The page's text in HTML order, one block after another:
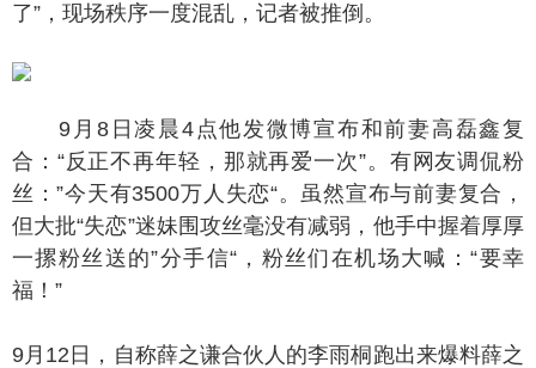
了”，现场秩序一度混乱，记者被推倒。
9月8日凌晨4点他发微博宣布和前妻高磊鑫复
合：“反正不再年轻，那就再爱一次”。有网友调侃粉
丝：”今天有3500万人失恋“。虽然宣布与前妻复合，
但大批“失恋”迷妹围攻丝毫没有减弱，他手中握着厚厚
一摞粉丝送的”分手信“，粉丝们在机场大喊：“要幸
福！”
12日，自称薛之谦合伙人的李雨桐跑出来爆料薛之